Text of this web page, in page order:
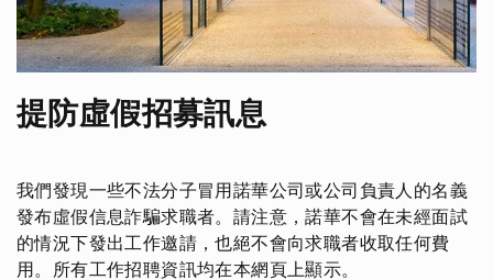
提防虛假招募訊息
我們發現一些不法分子冒用諾華公司或公司負責人的名義
發布虛假信息詐騙求職者。請注意，諾華不會在未經面試
的情況下發出工作邀請，也絕不會向求職者收取任何費
用。所有工作招聘資訊均在本網頁上顯示。